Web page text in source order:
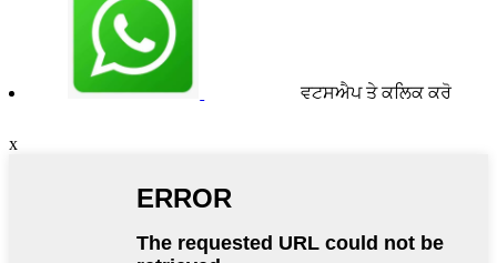
ਵਟਸਐਪ ਤੇ ਕਲਿਕ ਕਰੋ
x